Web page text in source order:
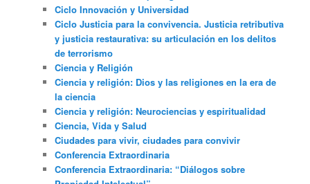
Ciclo Innovación y Universidad
Ciclo Justicia para la convivencia. Justicia retributiva
y justicia restaurativa: su articulación en los delitos
de terrorismo
Ciencia y Religión
Ciencia y religión: Dios y las religiones en la era de
la ciencia
Ciencia y religión: Neurociencias y espiritualidad
Ciencia, Vida y Salud
Ciudades para vivir, ciudades para convivir
Conferencia Extraordinaria
Conferencia Extraordinaria: “Diálogos sobre